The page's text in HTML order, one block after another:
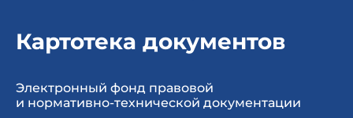
Картотека документов
Электронный фонд правовой
и нормативно-технической документации